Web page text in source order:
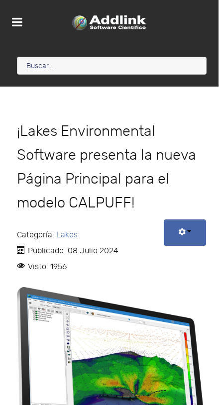
¡Lakes Environmental
Software presenta la nueva
Página Principal para el
modelo CALPUFF!
Categoría: Lakes
Publicado: 08 Julio 2024
Visto: 1956